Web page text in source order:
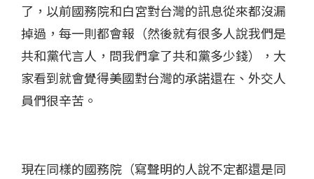
了，以前國務院和白宮對台灣的訊息從來都沒漏
掉過​，每一則都會報​（然後就有很多人說我們是
共和黨代言人，問我們拿了共和黨多少錢），大
家看到就會覺得美國對台灣的承諾還在、外交人
員們很辛苦​。
現在同樣的國務院（寫聲明的人說不定都還是同